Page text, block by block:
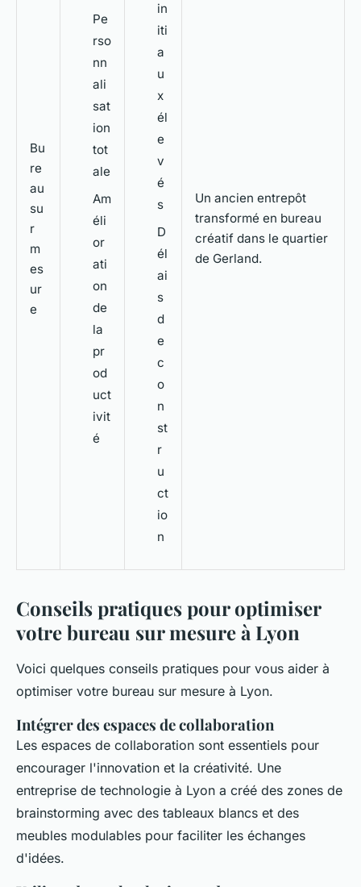
Bu
re
au
su
r
m
es
ur
e
Pe
rso
nn
ali
sat
ion
tot
ale
Am
éli
or
ati
on
de
la
pr
od
uct
ivit
é
in
iti
a
u
x
él
e
v
é
s
D
él
ai
s
d
e
c
o
n
st
r
u
ct
io
n
Un ancien entrepôt
transformé en bureau
créatif dans le quartier
de Gerland.
Conseils pratiques pour optimiser
votre bureau sur mesure à Lyon
Voici quelques conseils pratiques pour vous aider à
optimiser votre bureau sur mesure à Lyon.
Intégrer des espaces de collaboration
Les espaces de collaboration sont essentiels pour
encourager l'innovation et la créativité. Une
entreprise de technologie à Lyon a créé des zones de
brainstorming avec des tableaux blancs et des
meubles modulables pour faciliter les échanges
d'idées.